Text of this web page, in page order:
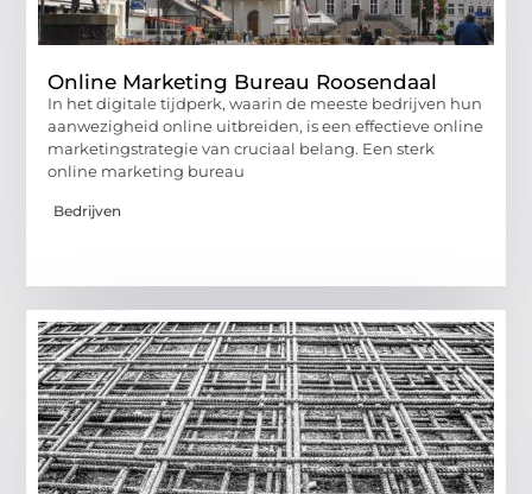
Online Marketing Bureau Roosendaal
In het digitale tijdperk, waarin de meeste bedrijven hun
aanwezigheid online uitbreiden, is een effectieve online
marketingstrategie van cruciaal belang. Een sterk
online marketing bureau
Bedrijven